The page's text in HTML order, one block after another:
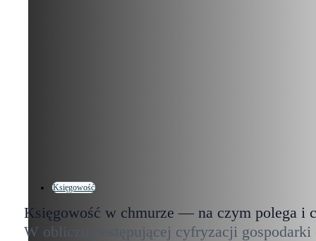
Księgowość
Księgowość w chmurze — na czym polega i
W obliczu postępującej cyfryzacji